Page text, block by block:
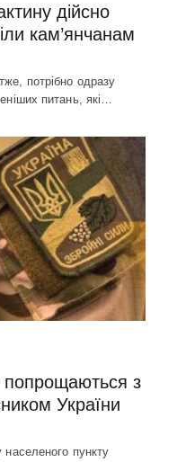
дійсно
кам’янчанам
потрібно одразу
питань, які…
попрощаються з
України
пункту